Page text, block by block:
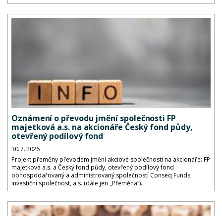
Oznámení o převodu jmění společnosti FP
majetková a.s. na akcionáře Český fond půdy,
otevřený podílový fond
30. 7. 2026
Projekt přeměny převodem jmění akciové společnosti na akcionáře: FP
majetková a.s. a Český fond půdy, otevřený podílový fond
obhospodařovaný a administrovaný společností Conseq Funds
investiční společnost, a.s. (dále jen „Přeměna“).